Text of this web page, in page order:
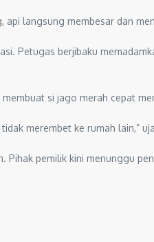
langsung membesar dan
Petugas berjibaku
si jago merah cepat
merembet ke rumah lain,”
pemilik kini menunggu